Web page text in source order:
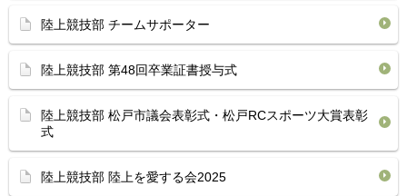
陸上競技部 チームサポーター
陸上競技部 第48回卒業証書授与式
陸上競技部 松戸市議会表彰式・松戸RCスポーツ大賞表彰
式
陸上競技部 陸上を愛する会2025